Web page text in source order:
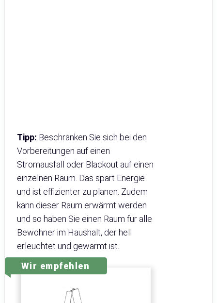
Tipp: Beschränken Sie sich bei den
Vorbereitungen auf einen
Stromausfall oder Blackout auf einen
einzelnen Raum. Das spart Energie
und ist effizienter zu planen. Zudem
kann dieser Raum erwärmt werden
und so haben Sie einen Raum für alle
Bewohner im Haushalt, der hell
erleuchtet und gewärmt ist.
Wir empfehlen